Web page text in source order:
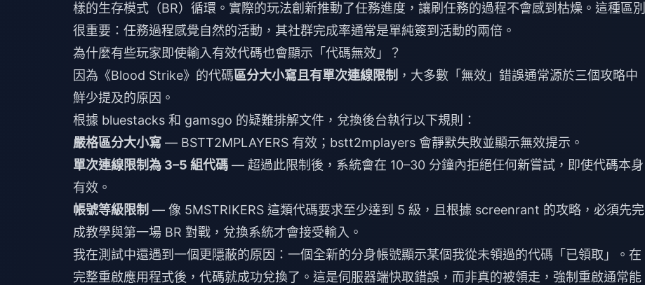
樣的生存模式（BR）循環。實際的玩法創新推動了任務進度，讓刷任務的過程不會感到枯燥。這種區別
很重要：任務過程感覺自然的活動，其社群完成率通常是單純簽到活動的兩倍。
為什麼有些玩家即使輸入有效代碼也會顯示「代碼無效」？
因為《Blood Strike》的代碼區分大小寫且有單次連線限制 ，大多數「無效」錯誤通常源於三個攻略中
鮮少提及的原因。
根據 bluestacks 和 gamsgo 的疑難排解文件，兌換後台執行以下規則：
嚴格區分大小寫 — BSTT2MPLAYERS 有效；bstt2mplayers 會靜默失敗並顯示無效提示。
單次連線限制為 3–5 組代碼 — 超過此限制後，系統會在 10–30 分鐘內拒絕任何新嘗試，即使代碼本身
有效。
帳號等級限制 — 像 5MSTRIKERS 這類代碼要求至少達到 5 級，且根據 screenrant 的攻略，必須先完
成教學與第一場 BR 對戰，兌換系統才會接受輸入。
我在測試中還遇到一個更隱蔽的原因：一個全新的分身帳號顯示某個我從未領過的代碼「已領取」。在
完整重啟應用程式後，代碼就成功兌換了。這是伺服器端快取錯誤，而非真的被領走，強制重啟通常能